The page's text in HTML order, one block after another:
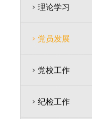
理论学习
党员发展
党校工作
纪检工作